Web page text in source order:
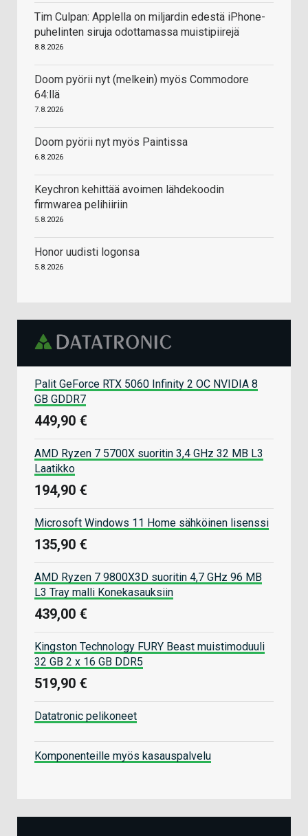
Tim Culpan: Applella on miljardin edestä iPhone-
puhelinten siruja odottamassa muistipiirejä
8.8.2026
Doom pyörii nyt (melkein) myös Commodore
64:llä
7.8.2026
Doom pyörii nyt myös Paintissa
6.8.2026
Keychron kehittää avoimen lähdekoodin
firmwarea pelihiiriin
5.8.2026
Honor uudisti logonsa
5.8.2026
Palit GeForce RTX 5060 Infinity 2 OC NVIDIA 8
GB GDDR7
449,90 €
AMD Ryzen 7 5700X suoritin 3,4 GHz 32 MB L3
Laatikko
194,90 €
Microsoft Windows 11 Home sähköinen lisenssi
135,90 €
AMD Ryzen 7 9800X3D suoritin 4,7 GHz 96 MB
L3 Tray malli Konekasauksiin
439,00 €
Kingston Technology FURY Beast muistimoduuli
32 GB 2 x 16 GB DDR5
519,90 €
Datatronic pelikoneet
Komponenteille myös kasauspalvelu